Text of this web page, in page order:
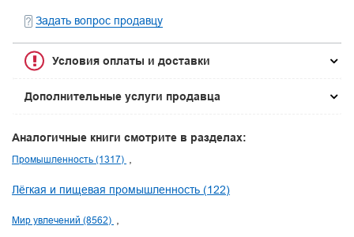
Задать вопрос продавцу
Условия оплаты и доставки
Дополнительные услуги продавца
Аналогичные книги смотрите в разделах:
Промышленность (1317)
Лёгкая и пищевая промышленность (122)
Мир увлечений (8562)